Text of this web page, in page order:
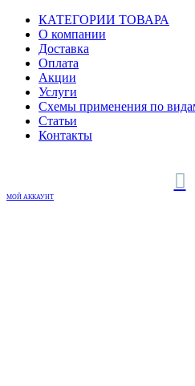
КАТЕГОРИИ ТОВАРА
О компании
Доставка
Оплата
Акции
Услуги
Схемы применения по
Статьи
Контакты
МОЙ АККАУНТ